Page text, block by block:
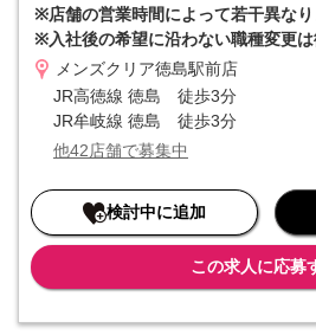
でを本社で集約していることから、店舗の
いうメリットも。集客を全て本社で担当す
一切発生しないのも特徴です。
■■ 入社初月からインセンティブが発生 ■■
インセンティブというと「優秀な人だけ
が、当社はそうではありません。リピー
優位性もあり、インセンティブを獲得す
おすすめです。
※店舗の営業時間によって若干異なり
※入社後の希望に沿わない職種変更は
メンズクリア徳島駅前店
JR高徳線 徳島 徒歩3分
JR牟岐線 徳島 徒歩3分
他42店舗で募集中
検討中に追加
この求人に応募